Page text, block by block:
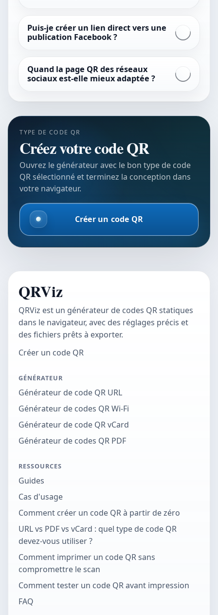
Puis-je créer un lien direct vers une
publication Facebook ?
Quand la page QR des réseaux
sociaux est-elle mieux adaptée ?
TYPE DE CODE QR
Créez votre code QR
Ouvrez le générateur avec le bon type de code
QR sélectionné et terminez la conception dans
votre navigateur.
Créer un code QR
QRViz
QRViz est un générateur de codes QR statiques
dans le navigateur, avec des réglages précis et
des fichiers prêts à exporter.
Créer un code QR
GÉNÉRATEUR
Générateur de code QR URL
Générateur de codes QR Wi-Fi
Générateur de code QR vCard
Générateur de codes QR PDF
RESSOURCES
Guides
Cas d'usage
Comment créer un code QR à partir de zéro
URL vs PDF vs vCard : quel type de code QR
devez-vous utiliser ?
Comment imprimer un code QR sans
compromettre le scan
Comment tester un code QR avant impression
FAQ